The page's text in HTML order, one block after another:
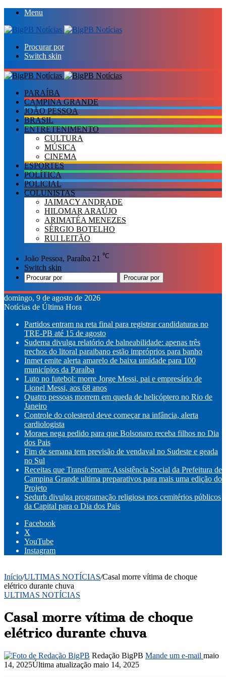
Menu
Procurar por
Switch skin
PARAÍBA
CAMPINA GRANDE
JOÃO PESSOA
BRASIL
ENTRETENIMENTO
CULTURA
MÚSICA
CINEMA
ESPORTES
POLÍTICA
POLICIAL
COLUNISTAS
JAIMACY ANDRADE
HILOMAR ARAÚJO
ARIMATÉA MENEZES
SÉRGIO BOTELHO
RUI LEITÃO
João Pessoa, Paraíba 21 ℃
Switch skin
Procurar por
domingo, 9 de agosto de 2026
Notícias de Última Hora
Partidos entram na reta final para registrar candidaturas no
TRE-PB até 15 de agosto
Sudema divulga relatório de balneabilidade: apenas três
trechos do litoral paraibano estão impróprios para banho
Inmet emite alerta amarelo de baixa umidade para 100
municípios da Paraíba
Luto no futebol: morre Jorge Messi, pai e empresário de
Lionel Messi, aos 68 anos
Quatro pessoas morrem em queda de helicóptero no Rio de
Janeiro
Controle do colesterol deve começar na infância, alerta
cardiologista
Moraes nega pedido para que Bolsonaro receba filhos no Dia
dos Pais
Fim de semana tem previsão de vendaval no Sudeste e geada
no Sul
Receitas que Transformam: Assistência Social da Prefeitura de
Campina Grande ultima preparativos para mais uma edição do
Projeto
Sedurb divulga programação religiosa nos cemitérios públicos
da Capital para o Dia dos Pais
Facebook
X
YouTube
Instagram
Início/ULTIMAS NOTÍCIAS/Casal morre vítima de choque
elétrico durante chuva
ULTIMAS NOTÍCIAS
Casal morre vítima de choque
elétrico durante chuva
Redação BigPB Mande um e-mail maio
14, 2025Última atualização maio 14, 2025